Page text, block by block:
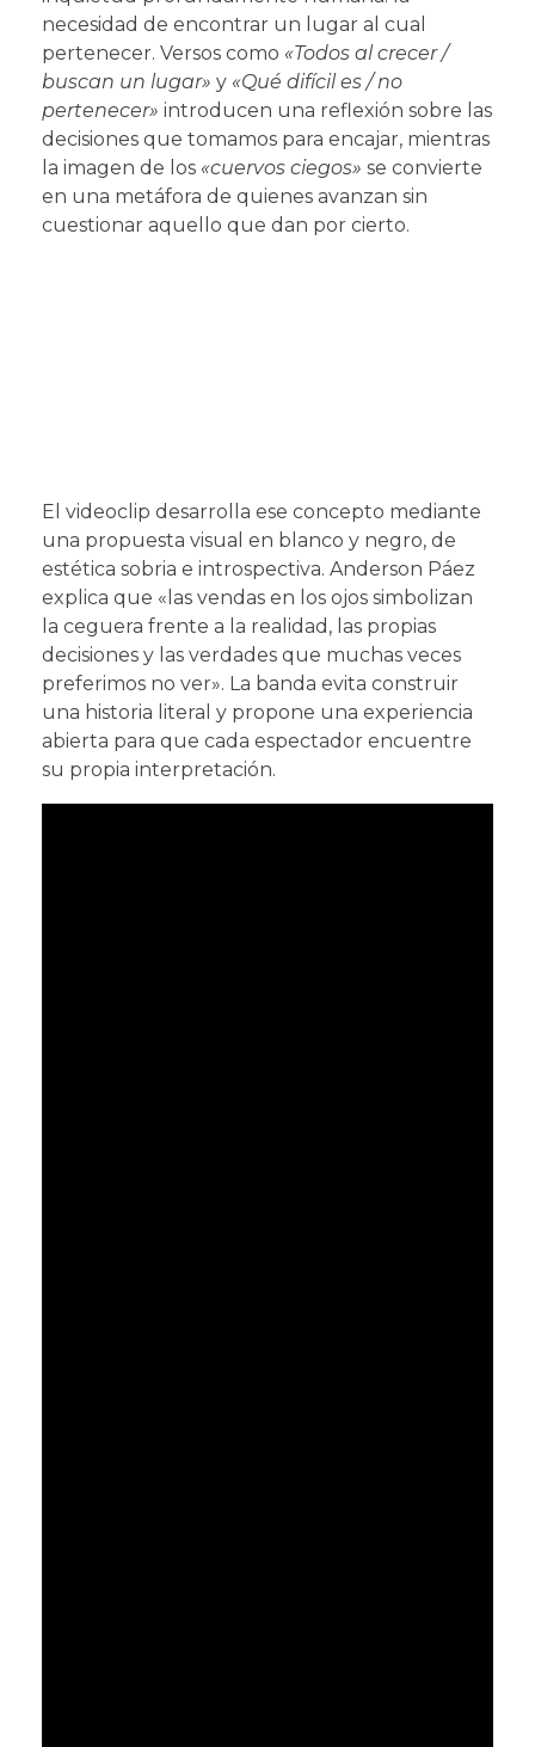
necesidad de encontrar un lugar al cual
pertenecer. Versos como «Todos al crecer /
buscan un lugar» y «Qué difícil es / no
pertenecer» introducen una reflexión sobre las
decisiones que tomamos para encajar, mientras
la imagen de los «cuervos ciegos» se convierte
en una metáfora de quienes avanzan sin
cuestionar aquello que dan por cierto.
El videoclip desarrolla ese concepto mediante
una propuesta visual en blanco y negro, de
estética sobria e introspectiva. Anderson Páez
explica que «las vendas en los ojos simbolizan
la ceguera frente a la realidad, las propias
decisiones y las verdades que muchas veces
preferimos no ver». La banda evita construir
una historia literal y propone una experiencia
abierta para que cada espectador encuentre
su propia interpretación.